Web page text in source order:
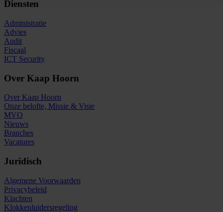
Diensten
Administratie
Advies
Audit
Fiscaal
ICT Security
Over Kaap Hoorn
Over Kaap Hoorn
Onze belofte, Missie & Visie
MVO
Nieuws
Branches
Vacatures
Juridisch
Algemene Voorwaarden
Privacybeleid
Klachten
Klokkenluidersregeling